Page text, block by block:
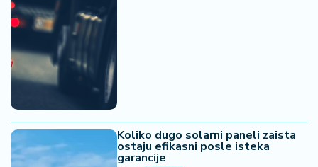
Koliko dugo solarni paneli zaista
ostaju efikasni posle isteka
garancije